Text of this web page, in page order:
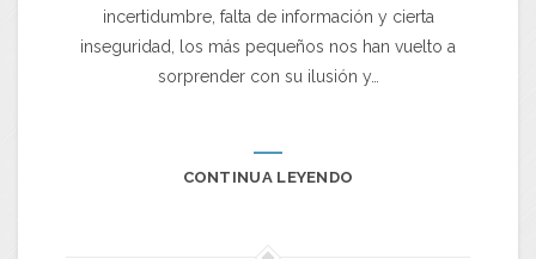
incertidumbre, falta de información y cierta
inseguridad, los más pequeños nos han vuelto a
sorprender con su ilusión y…
CONTINUA LEYENDO